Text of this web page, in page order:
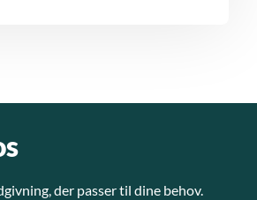
der passer til dine behov.